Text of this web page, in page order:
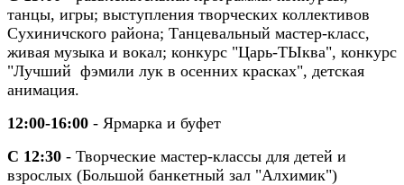
танцы, игры; выступления творческих коллективов
Сухиничского района; Танцевальный мастер-класс,
живая музыка и вокал; конкурс "Царь-ТЫква", конкурс
"Лучший фэмили лук в осенних красках", детская
анимация.
12:00-16:00 - Ярмарка и буфет
С 12:30 - Творческие мастер-классы для детей и
взрослых (Большой банкетный зал "Алхимик")